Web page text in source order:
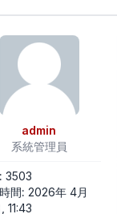
admin
系統管理員
3503
間: 2026年 4月
11:43